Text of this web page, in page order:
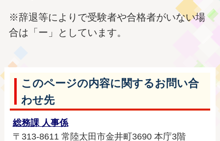
※辞退等によりで受験者や合格者がいない場
合は「ー」としています。
このページの内容に関するお問い合
わせ先
総務課 人事係
〒313-8611 常陸太田市金井町3690 本庁3階